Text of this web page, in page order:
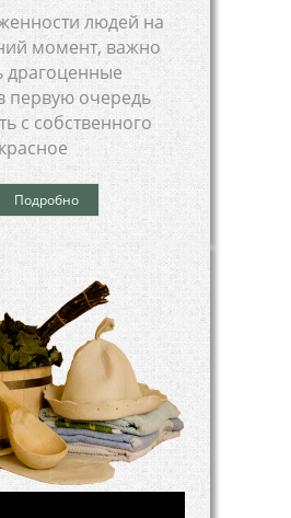
людей на
момент, важно
драгоценные
первую очередь
с собственного
Подробно